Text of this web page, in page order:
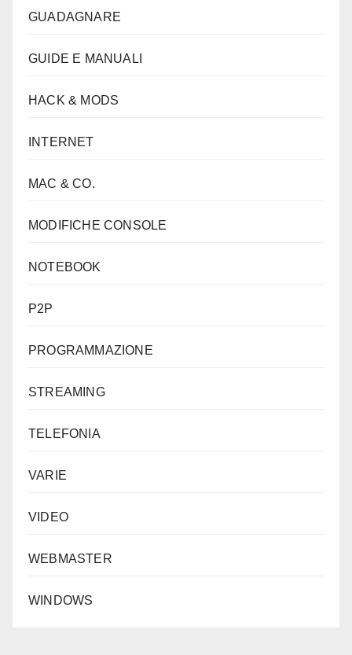
GUADAGNARE
GUIDE E MANUALI
HACK & MODS
INTERNET
MAC & CO.
MODIFICHE CONSOLE
NOTEBOOK
P2P
PROGRAMMAZIONE
STREAMING
TELEFONIA
VARIE
VIDEO
WEBMASTER
WINDOWS